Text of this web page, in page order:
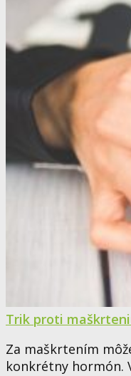
Trik proti
Za maškrtením
konkrétny hormón.